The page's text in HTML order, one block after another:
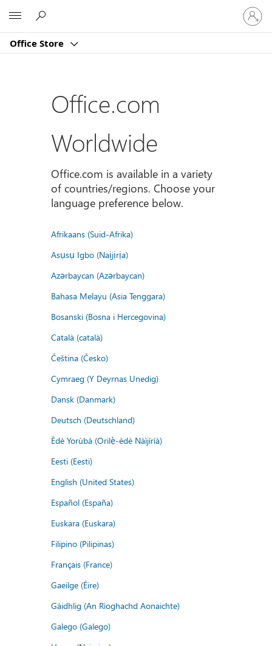
Office Store
Sign
in
to
account
Office.com
Worldwide
Office.com is available in a variety
of countries/regions. Choose your
language preference below.
Afrikaans (Suid-Afrika)
Asụsụ Igbo (Naịjịrịa)
Azərbaycan (Azərbaycan)
Bahasa Melayu (Asia Tenggara)
Bosanski (Bosna i Hercegovina)
Català (català)
Čeština (Česko)
Cymraeg (Y Deyrnas Unedig)
Dansk (Danmark)
Deutsch (Deutschland)
Èdè Yorùbá (Orilẹ̀-èdè Nàìjíríà)
Eesti (Eesti)
English (United States)
Español (España)
Euskara (Euskara)
Filipino (Pilipinas)
Français (France)
Gaeilge (Éire)
Gàidhlig (An Rìoghachd Aonaichte)
Galego (Galego)